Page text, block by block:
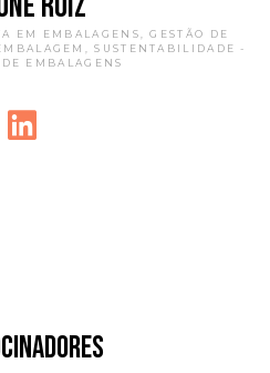
EM EMBALAGENS, GESTÃO DE
SUSTENTABILIDADE -
EMBALAGENS